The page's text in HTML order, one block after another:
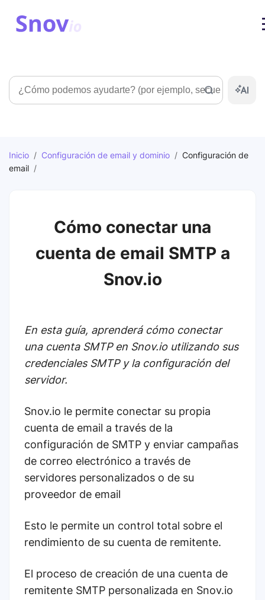
Búsqueda
Inicio / Configuración de email y dominio / Configuración de
email /
Cómo conectar una
cuenta de email SMTP a
Snov.io
En esta guía, aprenderá cómo conectar
una cuenta SMTP en Snov.io utilizando sus
credenciales SMTP y la configuración del
servidor.
Snov.io le permite conectar su propia
cuenta de email a través de la
configuración de SMTP y enviar campañas
de correo electrónico a través de
servidores personalizados o de su
proveedor de email
Esto le permite un control total sobre el
rendimiento de su cuenta de remitente.
El proceso de creación de una cuenta de
remitente SMTP personalizada en Snov.io